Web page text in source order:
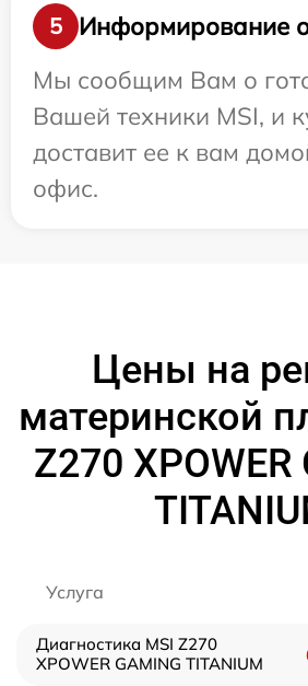
5
Информирование о
Мы сообщим Вам о
Вашей техники MSI, и
доставит ее к вам
офис.
Цены на
материнской
Z270 XPOWER
Услуга
Диагностика MSI Z270
XPOWER GAMING TITANIUM